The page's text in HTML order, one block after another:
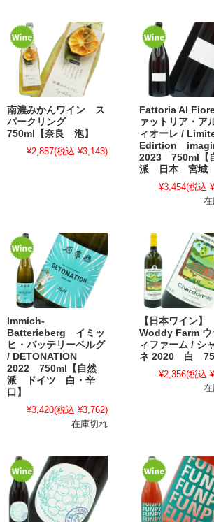
南濃みかんワイン ス
パークリング
750ml【奈良 泡】
¥2,857(税込 ¥3,143)
Fattoria Al
ァットリア・ア
ィオーレ /
Edirtion
2023 750ml【
派 日本 宮城
¥3,454(税込
Immich-
Batterieberg イミッ
ヒ・バッテリーベルグ
/ DETONATION
2022 750ml【自然
派 ドイツ 白・辛
口】
¥3,420(税込 ¥3,762)
在庫切れ
【日本ワイン】
Woddy Farm ウ
ィファーム / シ
ネ 2020 白
¥2,356(税込